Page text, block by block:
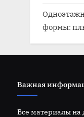
формы:
Важная
Все материалы на